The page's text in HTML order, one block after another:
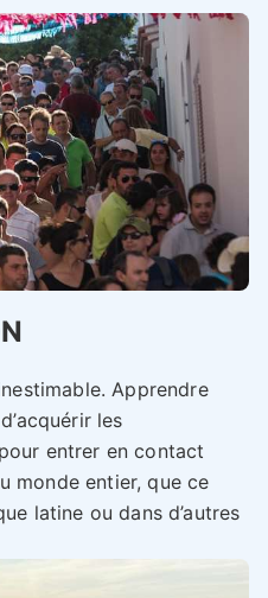
Apprendre
les
entrer en contact
monde entier, que ce
latine ou dans d’autres